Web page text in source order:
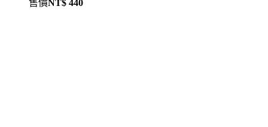
售價NT$ 440